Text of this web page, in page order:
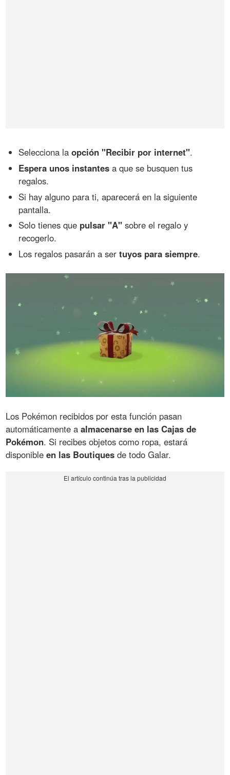
Selecciona laopción "Recibir por internet".
Espera unos instantes a que se busquen tus
regalos.
Si hay alguno para ti, aparecerá en la siguiente
pantalla.
Solo tienes que pulsar "A" sobre el regalo y
recogerlo.
Los regalos pasarán a sertuyos para siempre.
Los Pokémon recibidos por esta función pasan
automáticamente aalmacenarse en las Cajas de
Pokémon. Si recibes objetos como ropa, estará
disponibleen las Boutiques de todo Galar.